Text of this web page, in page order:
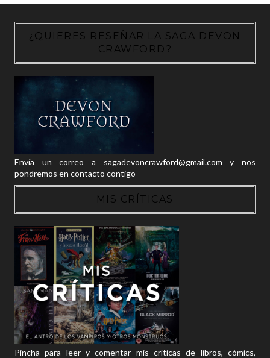
¿QUIERES RESEÑAR LA SAGA DEVON
CRAWFORD?
Envía un correo a sagadevoncrawford@gmail.com y nos
pondremos en contacto contigo
MIS CRÍTICAS
Pincha para leer y comentar mis críticas de libros, cómics,